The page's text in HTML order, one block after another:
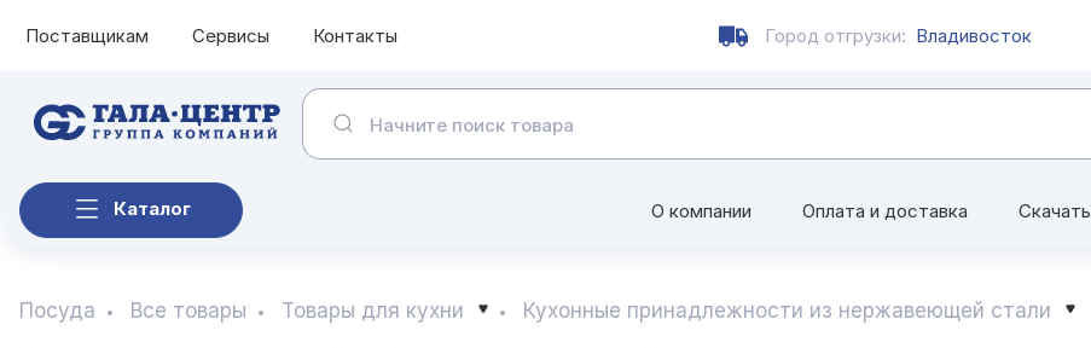
Поставщикам Сервисы Контакты Город отгрузки: Владивосток
Каталог О компании Оплата и доставка Скачать
Посуда Все товары Товары для кухни Кухонные принадлежности из нержавеющей стали